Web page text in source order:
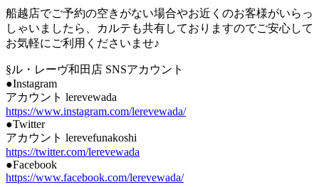
船越店でご予約の空きがない場合やお近くのお客様がいらっ
しゃいましたら、カルテも共有しておりますのでご安心して
お気軽にご利用くださいませ♪
§ル・レーヴ和田店 SNSアカウント
●Instagram
アカウント lerevewada
https://www.instagram.com/lerevewada/
●Twitter
アカウント lerevefunakoshi
https://twitter.com/lerevewada
●Facebook
https://www.facebook.com/lerevewada/